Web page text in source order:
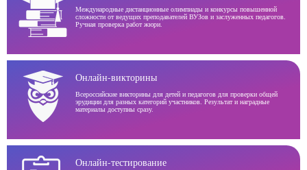
Международные дистанционные олимпиады и конкурсы повышенной
сложности от ведущих преподавателей ВУЗов и заслуженных педагогов.
Ручная проверка работ жюри.
Онлайн-викторины
Всероссийские викторины для детей и педагогов для проверки общей
эрудиции для разных категорий участников. Результат и наградные
материалы доступны сразу.
Онлайн-тестирование